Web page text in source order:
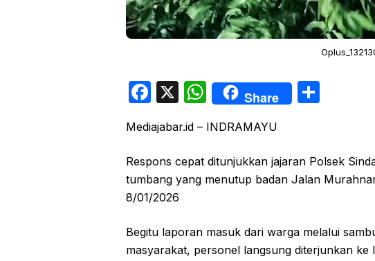
F
c
e
b
o
o
k
X
W
h
at
s
A
p
Share
e
Mediajabar.id – INDRAMAYU
Respons cepat ditunjukkan jajaran Polsek
tumbang yang menutup badan Jalan
8/01/2026
Begitu laporan masuk dari warga melalui
masyarakat, personel langsung diterjunkan ke